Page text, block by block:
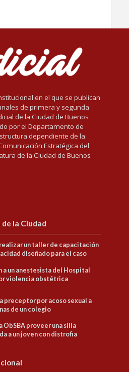
en el que se publican
de primera y segunda
de la Ciudad de Buenos
por el Departamento de
dependiente de la
Estratégica del
de la Ciudad de Buenos
la Ciudad
realizar un taller de capacitación
diseñado para el caso
a un anestesista del Hospital
violencia obstétrica
preceptor por acoso sexual a
de un colegio
ObSBA proveer una silla
a un joven con distrofia